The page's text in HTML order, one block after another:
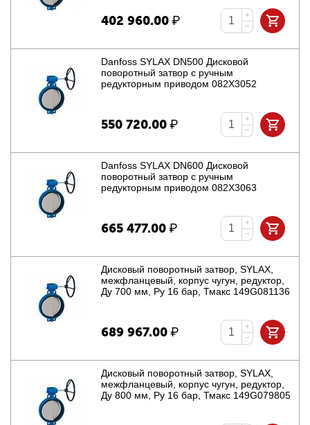
402 960.00₽
+
−
Danfoss SYLAX DN500 Дисковой
поворотный затвор с ручным
редукторным приводом 082X3052
550 720.00₽
+
−
Danfoss SYLAX DN600 Дисковой
поворотный затвор с ручным
редукторным приводом 082X3063
665 477.00₽
+
−
Дисковый поворотный затвор, SYLAX,
межфланцевый, корпус чугун, редуктор,
Ду 700 мм, Ру 16 бар, Тмакс 149G081136
689 967.00₽
+
−
Дисковый поворотный затвор, SYLAX,
межфланцевый, корпус чугун, редуктор,
Ду 800 мм, Ру 16 бар, Тмакс 149G079805